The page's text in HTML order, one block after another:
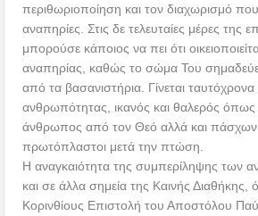
περιθωριοποίηση και τον διαχωρισμό
αναπηρίες. Στις δε τελευταίες μέρες της
μπορούσε κάποιος να πει ότι
αναπηρίας, καθώς το σώμα Του
από τα βασανιστήρια. Γίνεται
ανθρωπότητας, ικανός και θαλερός
άνθρωπος από τον Θεό αλλά και πάσχων
πρωτόπλαστοι μετά την πτώση.
Η αναγκαιότητα της συμπερίληψης των
και σε άλλα σημεία της Καινής Διαθήκης,
Κορινθίους Επιστολή του Αποστόλου